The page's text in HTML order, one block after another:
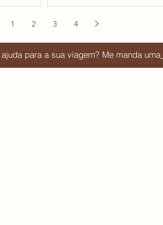
1 2 3 4
para a sua viagem? Me manda uma